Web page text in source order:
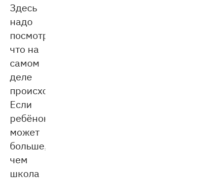
Здесь
надо
посмотреть,
что на
самом
деле
происходит.
Если
ребёнок
может
больше,
чем
школа